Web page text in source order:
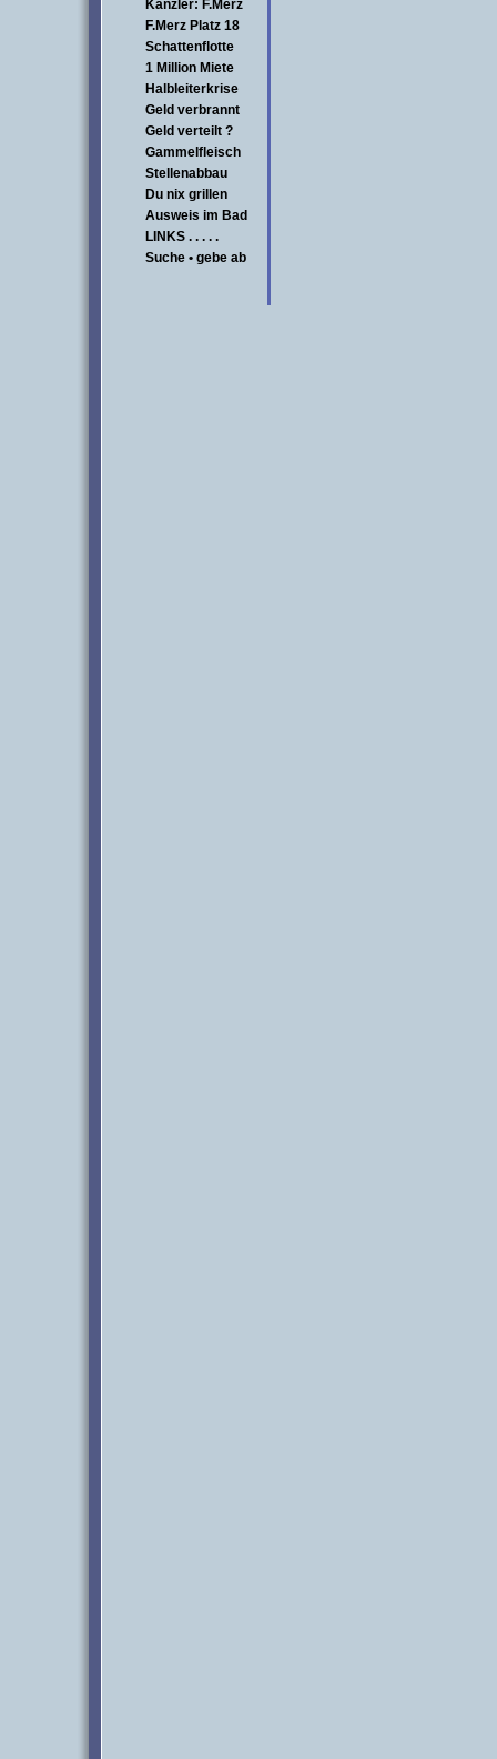
Kanzler: F.Merz
F.Merz Platz 18
Schattenflotte
1 Million Miete
Halbleiterkrise
Geld verbrannt
Geld verteilt ?
Gammelfleisch
Stellenabbau
Du nix grillen
Ausweis im Bad
LINKS . . . . .
Suche • gebe ab